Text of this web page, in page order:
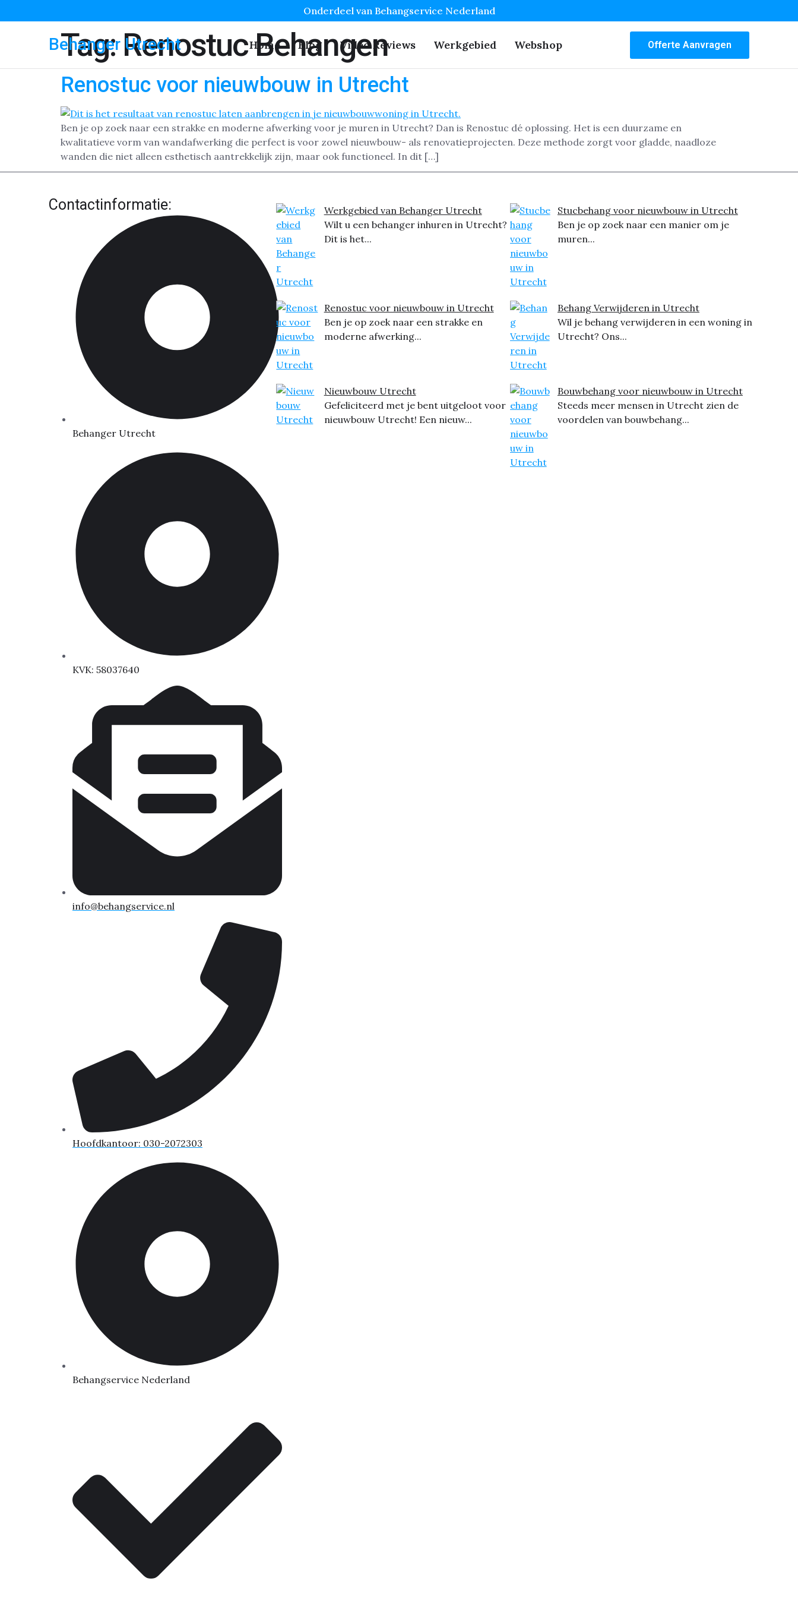
Onderdeel van Behangservice Nederland
Behanger Utrecht Home Blog Video Reviews Werkgebied Webshop Offerte Aanvragen
Tag:Renostuc Behangen
Renostuc voor nieuwbouw in Utrecht
Ben je op zoek naar een strakke en moderne afwerking voor je muren in Utrecht? Dan is Renostuc dé oplossing. Het is een duurzame en
kwalitatieve vorm van wandafwerking die perfect is voor zowel nieuwbouw- als renovatieprojecten. Deze methode zorgt voor gladde, naadloze
wanden die niet alleen esthetisch aantrekkelijk zijn, maar ook functioneel. In dit […]
Contactinformatie:
Behanger Utrecht
KVK: 58037640
info@behangservice.nl
Hoofdkantoor: 030-2072303
Behangservice Nederland
Werkgebied van Behanger Utrecht
Wilt u een behanger inhuren in Utrecht?
Dit is het...
Renostuc voor nieuwbouw in Utrecht
Ben je op zoek naar een strakke en
moderne afwerking...
Nieuwbouw Utrecht
Gefeliciteerd met je bent uitgeloot voor
nieuwbouw Utrecht! Een nieuw...
Stucbehang voor nieuwbouw in Utrecht
Ben je op zoek naar een manier om je
muren...
Behang Verwijderen in Utrecht
Wil je behang verwijderen in een woning in
Utrecht? Ons...
Bouwbehang voor nieuwbouw in Utrecht
Steeds meer mensen in Utrecht zien de
voordelen van bouwbehang...